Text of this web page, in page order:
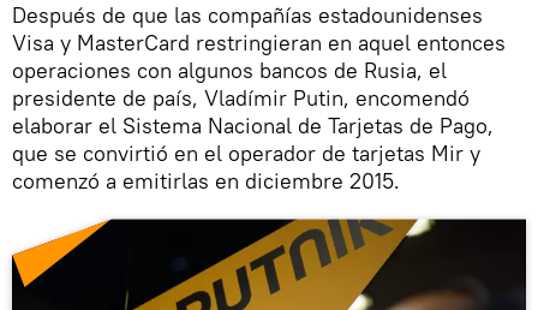
Después de que las compañías estadounidenses
Visa y MasterCard restringieran en aquel entonces
operaciones con algunos bancos de Rusia, el
presidente de país, Vladímir Putin, encomendó
elaborar el Sistema Nacional de Tarjetas de Pago,
que se convirtió en el operador de tarjetas Mir y
comenzó a emitirlas en diciembre 2015.